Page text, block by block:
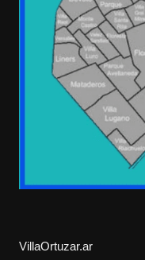
VillaOrtuzar.ar